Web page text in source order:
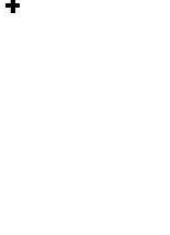
+